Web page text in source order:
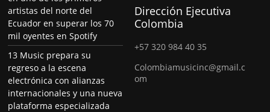
artistas del norte del
Ecuador en superar los 70
mil oyentes en Spotify
13 Music prepara su
regreso a la escena
electrónica con alianzas
internacionales y una nueva
plataforma especializada
Dirección Ejecutiva
Colombia
+57 320 984 40 35
Colombiamusicinc@gmail.c
om